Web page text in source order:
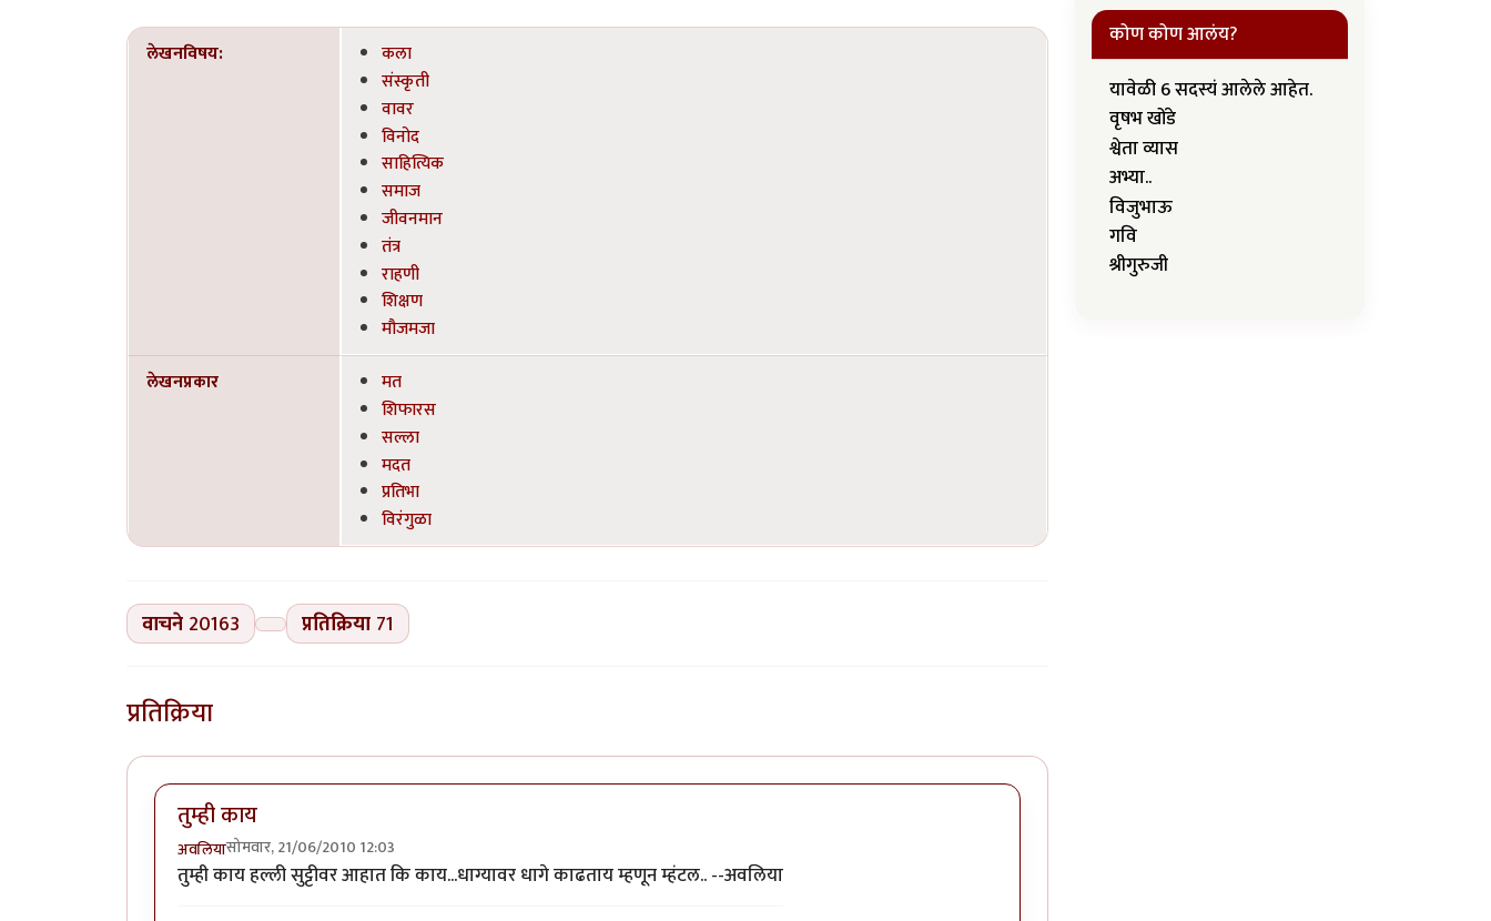
लेखनविषय:
कला
संस्कृती
वावर
विनोद
साहित्यिक
समाज
जीवनमान
तंत्र
राहणी
शिक्षण
मौजमजा
लेखनप्रकार
मत
शिफारस
सल्ला
मदत
प्रतिभा
विरंगुळा
वाचने 20163 प्रतिक्रिया 71
प्रतिक्रिया
तुम्ही काय
अवलियासोमवार, 21/06/2010 12:03
तुम्ही काय हल्ली सुट्टीवर आहात कि काय...धाग्यावर धागे काढताय म्हणून म्हंटल.. --अवलिया
कोण कोण आलंय?
यावेळी 6 सदस्यं आलेले आहेत.
वृषभ खोंडे
श्वेता व्यास
अभ्या..
विजुभाऊ
गवि
श्रीगुरुजी